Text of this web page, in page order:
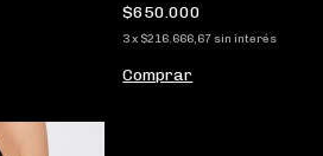
$650.000
3x $216.666,67 sin interés
Comprar